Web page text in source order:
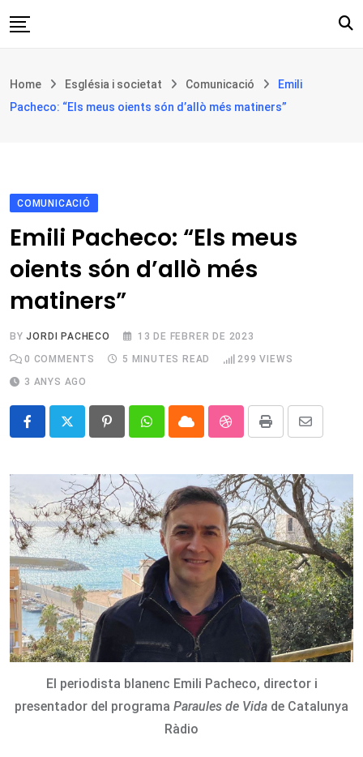
to
Filosofia i teologia
Botiga
Home Església i societat Comunicació
Emili
Pacheco: “Els meus oients són d’allò més matiners”
COMUNICACIÓ
Emili Pacheco: “Els meus
oients són d’allò més
matiners”
BYJORDI PACHECO
13 DE FEBRER DE 2023
0 COMMENTS 5 MINUTES READ 299 VIEWS
3 ANYS AGO
PinterestWhatsappCloud StumbleUpon
Print
Share
Email
El periodista blanenc Emili Pacheco, director i
presentador del programa Paraules de Vida de Catalunya
Ràdio